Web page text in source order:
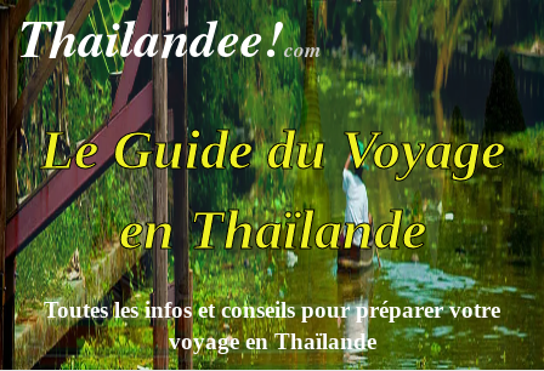
Thailandee!com
Le Guide du Voyage
en Thaïlande
Toutes les infos et conseils pour préparer votre
voyage en Thaïlande